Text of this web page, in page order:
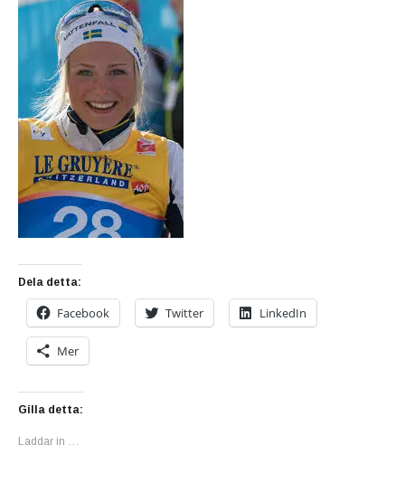
Dela detta:
Facebook Twitter LinkedIn
Mer
Gilla detta:
Laddar in …